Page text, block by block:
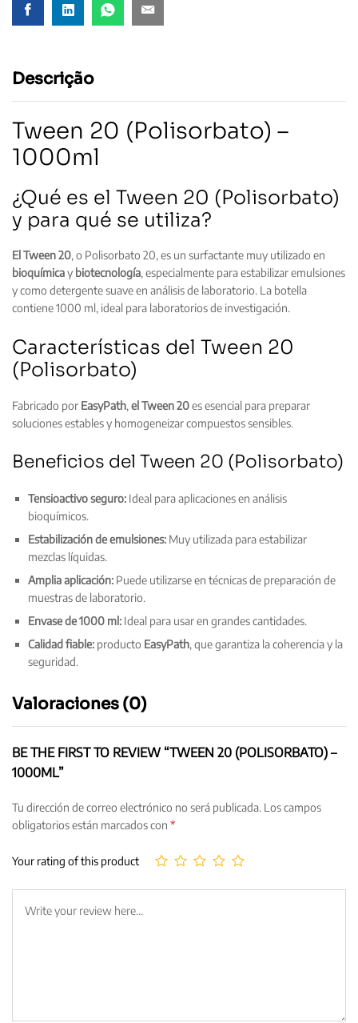
Descrição
Tween 20 (Polisorbato) –
1000ml
¿Qué es el Tween 20 (Polisorbato)
y para qué se utiliza?
El Tween 20, o Polisorbato 20, es un surfactante muy utilizado en
bioquímicay biotecnología, especialmente para estabilizar emulsiones
y como detergente suave en análisis de laboratorio. La botella
contiene 1000 ml, ideal para laboratorios de investigación.
Características del Tween 20
(Polisorbato)
Fabricado por EasyPath, el Tween 20es esencial para preparar
soluciones estables y homogeneizar compuestos sensibles.
Beneficios del Tween 20 (Polisorbato)
Tensioactivo seguro: Ideal para aplicaciones en análisis
bioquímicos.
Estabilización de emulsiones: Muy utilizada para estabilizar
mezclas líquidas.
Amplia aplicación: Puede utilizarse en técnicas de preparación de
muestras de laboratorio.
Envase de 1000 ml: Ideal para usar en grandes cantidades.
Calidad fiable: producto EasyPath, que garantiza la coherencia y la
seguridad.
Valoraciones (0)
BE THE FIRST TO REVIEW “TWEEN 20 (POLISORBATO) –
1000ML”
Tu dirección de correo electrónico no será publicada. Los campos
obligatorios están marcados con *
Your rating of this product